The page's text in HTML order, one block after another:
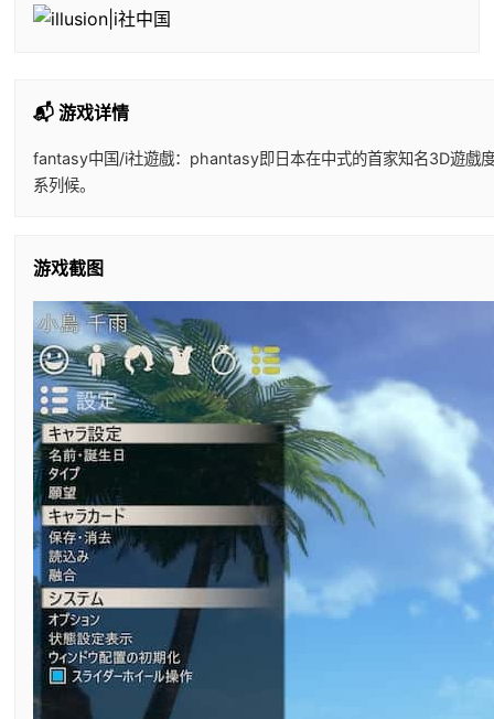
📬 游戏详情
fantasy中国/i社遊戲：phantasy即日本在中式的首家知名3D遊戲
系列候。
游戏截图